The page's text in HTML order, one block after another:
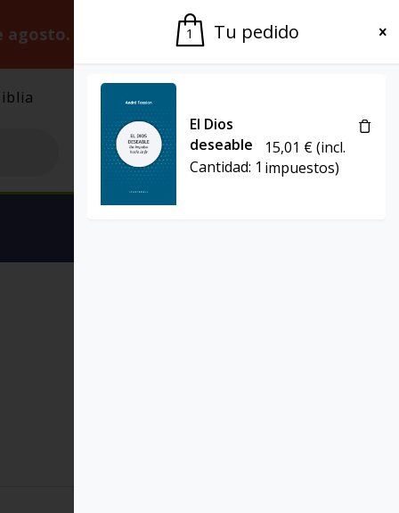
agosto. Gracias por la paciencia.
1 Tu pedido
El Dios
deseable
Cantidad: 1
15,01 €(incl.
impuestos)